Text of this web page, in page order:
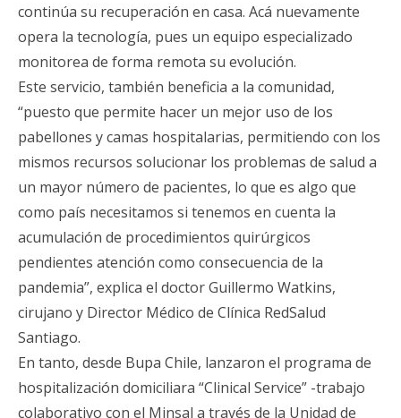
continúa su recuperación en casa. Acá nuevamente
opera la tecnología, pues un equipo especializado
monitorea de forma remota su evolución.
Este servicio, también beneficia a la comunidad,
“puesto que permite hacer un mejor uso de los
pabellones y camas hospitalarias, permitiendo con los
mismos recursos solucionar los problemas de salud a
un mayor número de pacientes, lo que es algo que
como país necesitamos si tenemos en cuenta la
acumulación de procedimientos quirúrgicos
pendientes atención como consecuencia de la
pandemia”, explica el doctor Guillermo Watkins,
cirujano y Director Médico de Clínica RedSalud
Santiago.
En tanto, desde Bupa Chile, lanzaron el programa de
hospitalización domiciliara “Clinical Service” -trabajo
colaborativo con el Minsal a través de la Unidad de